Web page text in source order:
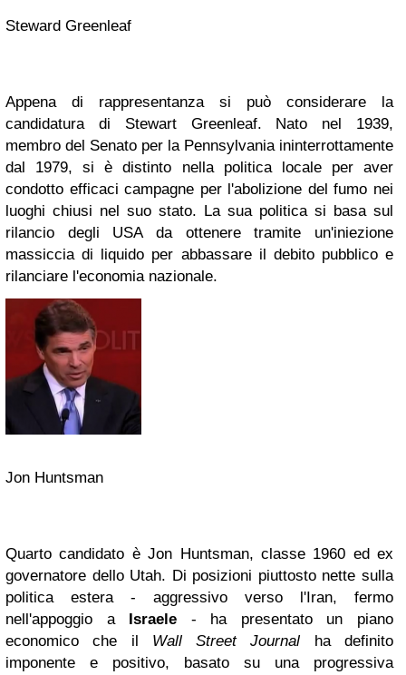
Steward Greenleaf
Appena di rappresentanza si può considerare la
candidatura di Stewart Greenleaf. Nato nel 1939,
membro del Senato per la Pennsylvania ininterrottamente
dal 1979, si è distinto nella politica locale per aver
condotto efficaci campagne per l'abolizione del fumo nei
luoghi chiusi nel suo stato. La sua politica si basa sul
rilancio degli USA da ottenere tramite un'iniezione
massiccia di liquido per abbassare il debito pubblico e
rilanciare l'economia nazionale.
Jon Huntsman
Quarto candidato è Jon Huntsman, classe 1960 ed ex
governatore dello Utah. Di posizioni piuttosto nette sulla
politica estera - aggressivo verso l'Iran, fermo
nell'appoggio a
Israele - ha presentato un piano
economico che il Wall Street Journal ha definito
imponente e positivo, basato su una progressiva